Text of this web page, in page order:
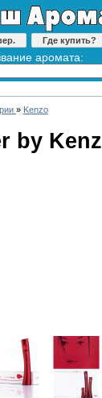
Где купить?
аромата:
» Kenzo
by